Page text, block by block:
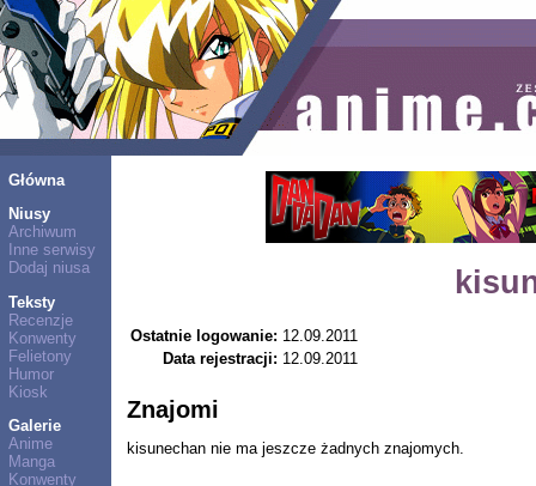
Główna
Niusy
Archiwum
Inne serwisy
Dodaj niusa
Teksty
Recenzje
Konwenty
Felietony
Humor
Kiosk
Galerie
Anime
Manga
Konwenty
Ostatnie logowanie: 12.09.2011
Data rejestracji: 12.09.2011
Znajomi
kisunechan nie ma jeszcze żadnych znajomych.